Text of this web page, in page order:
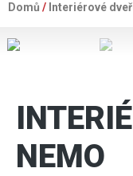
Domů / Interiérové
NEMO